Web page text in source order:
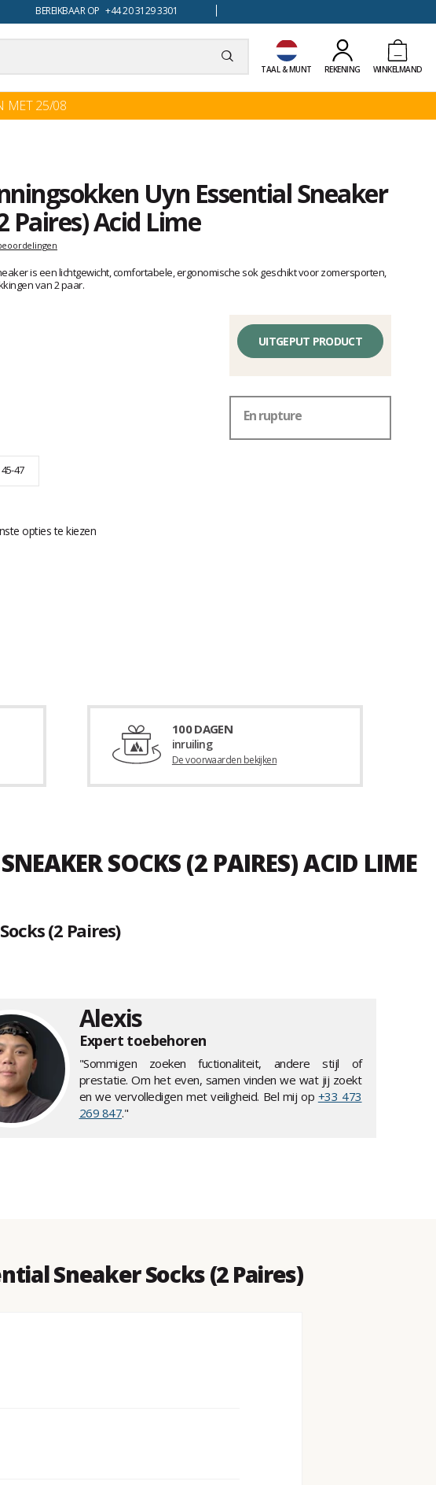
BEREIKBAAR OP +44 20 3129 3301
TAAL & MUNT REKENING WINKELMAND
MET 25/08
Uyn Essential Sneaker
Paires) Acid Lime
is een lichtgewicht, comfortabele, ergonomische sok geschikt voor zomersporten,
van 2 paar.
45-47
opties te kiezen
UITGEPUT PRODUCT
En rupture
100 DAGEN
inruiling
De voorwaarden bekijken
SOCKS (2 PAIRES) ACID LIME
(2 Paires)
Alexis
Expert toebehoren
"Sommigen zoeken fuctionaliteit, andere stijl of
prestatie. Om het even, samen vinden we wat jij zoekt
en we vervolledigen met veiligheid. Bel mij op +33 473
269 847."
Sneaker Socks (2 Paires)